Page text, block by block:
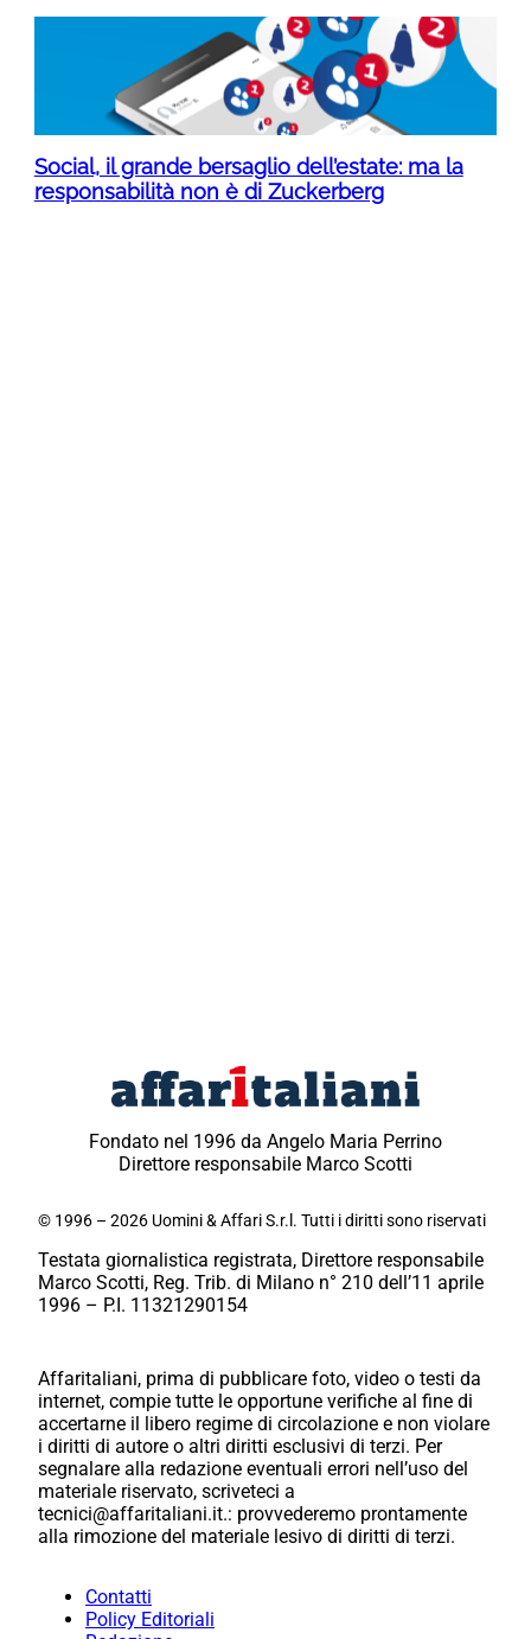
Social, il grande bersaglio dell’estate: ma la
responsabilità non è di Zuckerberg
Fondato nel 1996 da Angelo Maria Perrino
Direttore responsabile Marco Scotti
© 1996 – 2026 Uomini & Affari S.r.l. Tutti i diritti sono riservati
Testata giornalistica registrata, Direttore responsabile
Marco Scotti, Reg. Trib. di Milano n° 210 dell’11 aprile
1996 – P.I. 11321290154
Affaritaliani, prima di pubblicare foto, video o testi da
internet, compie tutte le opportune verifiche al fine di
accertarne il libero regime di circolazione e non violare
i diritti di autore o altri diritti esclusivi di terzi. Per
segnalare alla redazione eventuali errori nell’uso del
materiale riservato, scriveteci a
tecnici@affaritaliani.it.: provvederemo prontamente
alla rimozione del materiale lesivo di diritti di terzi.
Contatti
Policy Editoriali